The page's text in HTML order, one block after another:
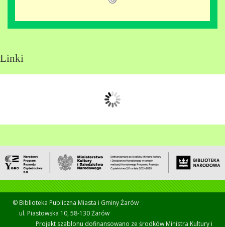
Linki
© Biblioteka Publiczna Miasta i Gminy Żarów
ul. Piastowska 10, 58-130 Żarów
Projekt szablonu dofinansowano ze środków Ministra Kultury i